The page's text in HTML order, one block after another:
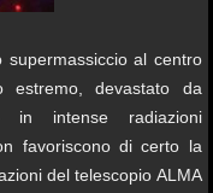
al centro
estremo, devastato da
in intense radiazioni
favoriscono di certo la
del telescopio ALMA